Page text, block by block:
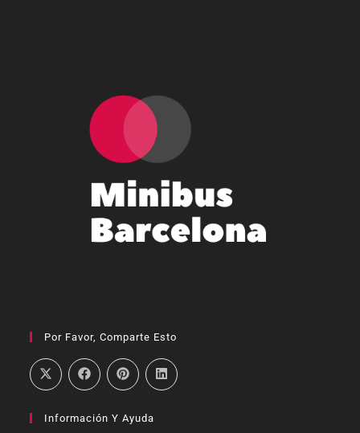
Por Favor, Comparte Esto
Información Y Ayuda